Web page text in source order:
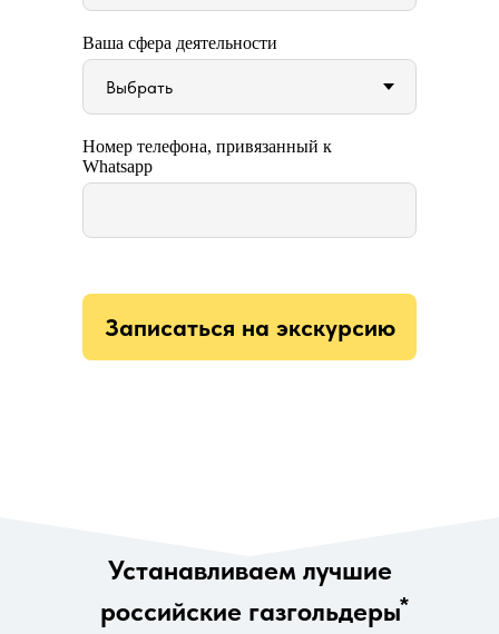
Ваша сфера деятельности
Номер телефона, привязанный к
Whatsapp
Записаться на экскурсию
*
Устанавливаем лучшие
российские газгольдеры